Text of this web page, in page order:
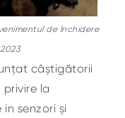
de închidere
câștigătorii
la
senzori și